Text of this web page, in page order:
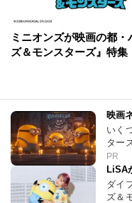
ミニオンズが映画の都
ズ＆モンスターズ』特集
映画
いく
ター
PR
LiSA
ダイ
ズ＆